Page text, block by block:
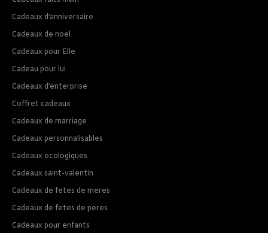
Cadeaux d’anniversaire
Cadeaux de noel
Cadeaux pour Elle
Cadeau pour lui
Cadeaux d’enterprise
Coffret cadeaux
Cadeaux de marriage
Cadeaux personnalisables
Cadeaux ecologiques
Cadeaux saint-valentin
Cadeaux de fetes de meres
Cadeaux de fetes de peres
Cadeaux pour enfants